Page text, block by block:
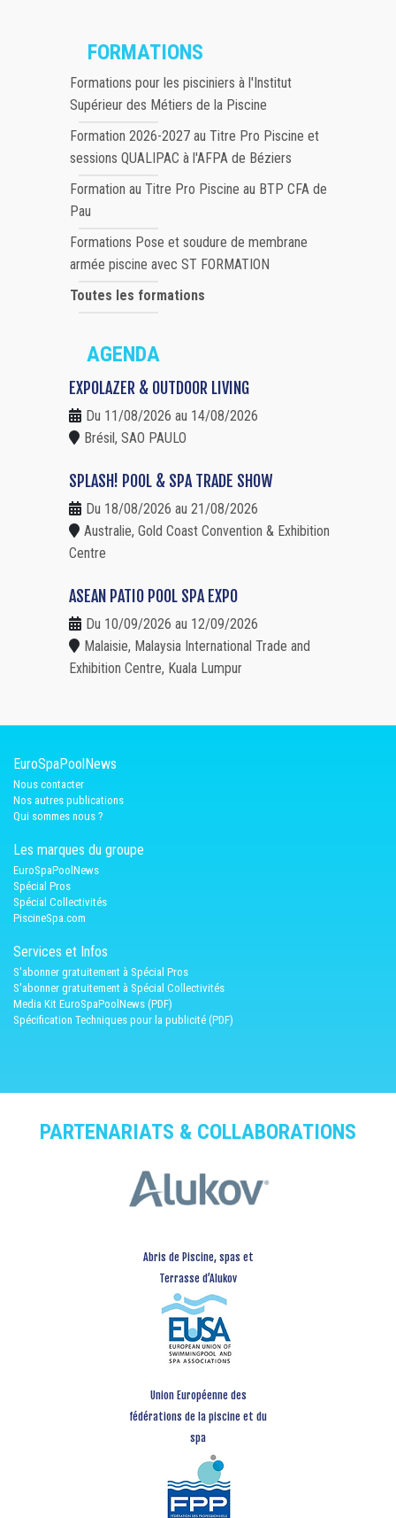
FORMATIONS
Formations pour les pisciniers à l'Institut
Supérieur des Métiers de la Piscine
Formation 2026-2027 au Titre Pro Piscine et
sessions QUALIPAC à l'AFPA de Béziers
Formation au Titre Pro Piscine au BTP CFA de
Pau
Formations Pose et soudure de membrane
armée piscine avec ST FORMATION
Toutes les formations
AGENDA
EXPOLAZER & OUTDOOR LIVING
Du 11/08/2026 au 14/08/2026
Brésil, SAO PAULO
SPLASH! POOL & SPA TRADE SHOW
Du 18/08/2026 au 21/08/2026
Australie, Gold Coast Convention & Exhibition
Centre
ASEAN PATIO POOL SPA EXPO
Du 10/09/2026 au 12/09/2026
Malaisie, Malaysia International Trade and
Exhibition Centre, Kuala Lumpur
EuroSpaPoolNews
Nous contacter
Nos autres publications
Qui sommes nous ?
Les marques du groupe
EuroSpaPoolNews
Spécial Pros
Spécial Collectivités
PiscineSpa.com
Services et Infos
S'abonner gratuitement à Spécial Pros
S'abonner gratuitement à Spécial Collectivités
Media Kit EuroSpaPoolNews (PDF)
Spécification Techniques pour la publicité (PDF)
PARTENARIATS & COLLABORATIONS
Abris de Piscine, spas et
Terrasse d’Alukov
Union Européenne des
fédérations de la piscine et du
spa